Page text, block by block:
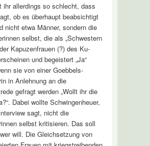
ihr allerdings so schlecht, dass
ob es überhaupt beabsichtigt
nicht etwa Männer, sondern die
selbst, die als „Schwestern
Kapuzenfrauen (?) des Ku-
und begeistert „Ja“
sie von einer Goebbels-
in Anlehnung an die
gefragt werden „Wollt ihr die
Dabei wollte Schwingenheuer,
sagt, nicht die
selbst kritisieren. Das soll
will. Die Gleichsetzung von